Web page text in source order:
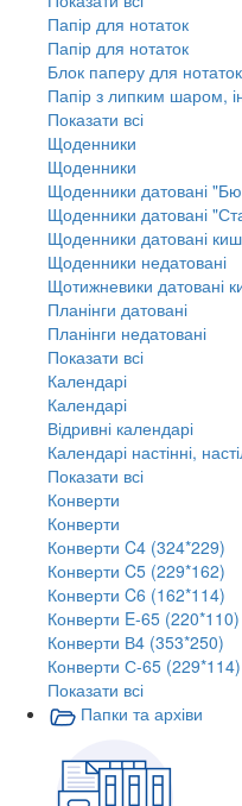
Папір для нотаток
Папір для нотаток
Блок паперу для нотаток
Папір з липким шаром,
Показати всі
Щоденники
Щоденники
Щоденники датовані
Щоденники датовані
Щоденники датовані
Щоденники недатовані
Щотижневики датовані
Планінги датовані
Планінги недатовані
Показати всі
Календарі
Календарі
Відривні календарі
Календарі настінні,
Показати всі
Конверти
Конверти
Конверти C4 (324*229)
Конверти C5 (229*162)
Конверти C6 (162*114)
Конверти E-65 (220*110)
Конверти В4 (353*250)
Конверти С-65 (229*114)
Показати всі
Папки та архіви